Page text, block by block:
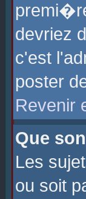
devriez
c'est
poster
Revenir
Que
Les
ou soit